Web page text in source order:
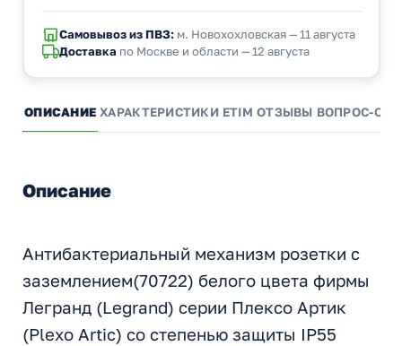
Самовывоз из ПВЗ:м. Новохохловская — 11 августа
Доставка по Москве и области — 12 августа
ОПИСАНИЕ ХАРАКТЕРИСТИКИ ETIM ОТЗЫВЫ ВОПРОС-
Описание
Антибактериальный механизм розетки c
заземлением(70722) белого цвета фирмы
Легранд (Legrand) серии Плексо Артик
(Plexo Artic) со степенью защиты IP55